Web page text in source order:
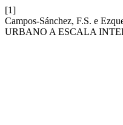
[1]
Campos-Sánchez, F.S. e
URBANO A ESCALA